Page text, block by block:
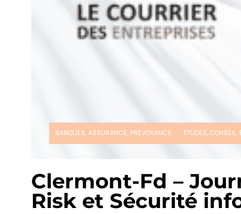
BANQUES, ASSURANCE, PRÉVOYANCE ETUDES, CONSEIL,
Clermont-Fd –
Risk et Sécurité